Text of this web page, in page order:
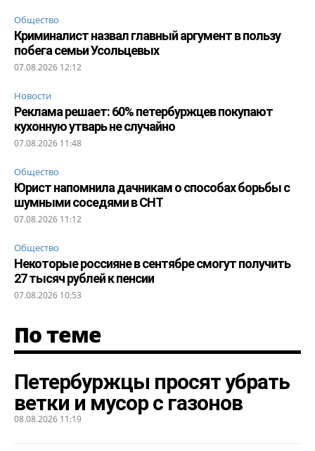
Общество
Криминалист назвал главный аргумент в пользу
побега семьи Усольцевых
07.08.2026 12:12
Новости
Реклама решает: 60% петербуржцев покупают
кухонную утварь не случайно
07.08.2026 11:48
Общество
Юрист напомнила дачникам о способах борьбы с
шумными соседями в СНТ
07.08.2026 11:12
Общество
Некоторые россияне в сентябре смогут получить
27 тысяч рублей к пенсии
07.08.2026 10:53
По теме
Петербуржцы просят убрать
ветки и мусор с газонов
08.08.2026 11:19